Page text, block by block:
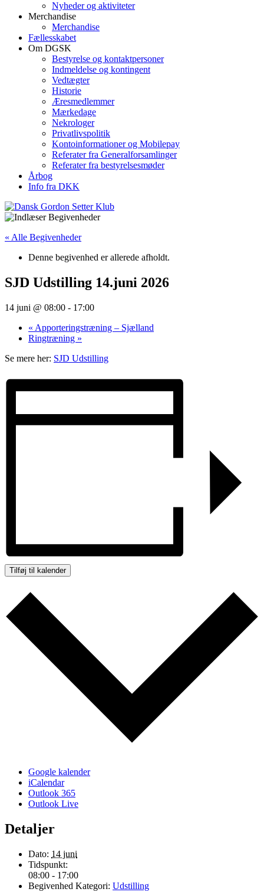
Nyheder og aktiviteter
Merchandise
Merchandise
Fællesskabet
Om DGSK
Bestyrelse og kontaktpersoner
Indmeldelse og kontingent
Vedtægter
Historie
Æresmedlemmer
Mærkedage
Nekrologer
Privatlivspolitik
Kontoinformationer og Mobilepay
Referater fra Generalforsamlinger
Referater fra bestyrelsesmøder
Årbog
Info fra DKK
« Alle Begivenheder
Denne begivenhed er allerede afholdt.
SJD Udstilling 14.juni 2026
14 juni @ 08:00 - 17:00
« Apporteringstræning – Sjælland
Ringtræning »
Se mere her: SJD Udstilling
Tilføj til kalender
Google kalender
iCalendar
Outlook 365
Outlook Live
Detaljer
Dato: 14 juni
Tidspunkt:
08:00 - 17:00
Begivenhed Kategori: Udstilling